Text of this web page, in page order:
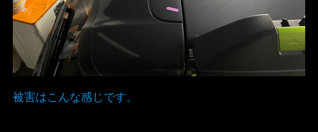
被害はこんな感じです。